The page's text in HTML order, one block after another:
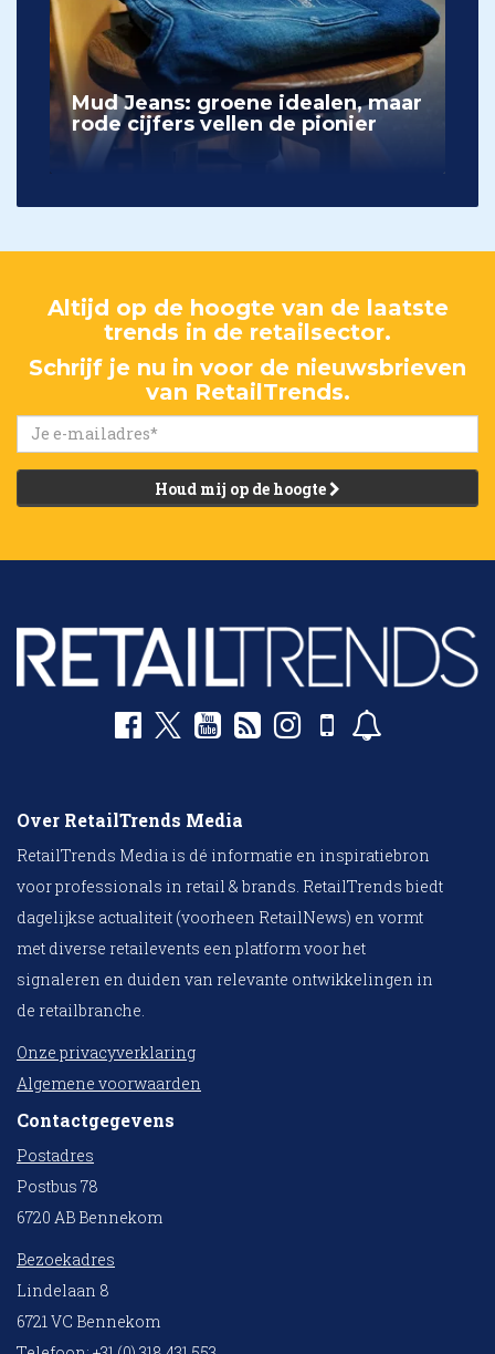
Mud Jeans: groene idealen, maar
rode cijfers vellen de pionier
Altijd op de hoogte van de laatste
trends in de retailsector.
Schrijf je nu in voor de nieuwsbrieven
van RetailTrends.
Houd mij op de hoogte
Over RetailTrends Media
RetailTrends Media is dé informatie en inspiratiebron
voor professionals in retail & brands. RetailTrends biedt
dagelijkse actualiteit (voorheen RetailNews) en vormt
met diverse retailevents een platform voor het
signaleren en duiden van relevante ontwikkelingen in
de retailbranche.
Onze privacyverklaring
Algemene voorwaarden
Contactgegevens
Postadres
Postbus 78
6720 AB Bennekom
Bezoekadres
Lindelaan 8
6721 VC Bennekom